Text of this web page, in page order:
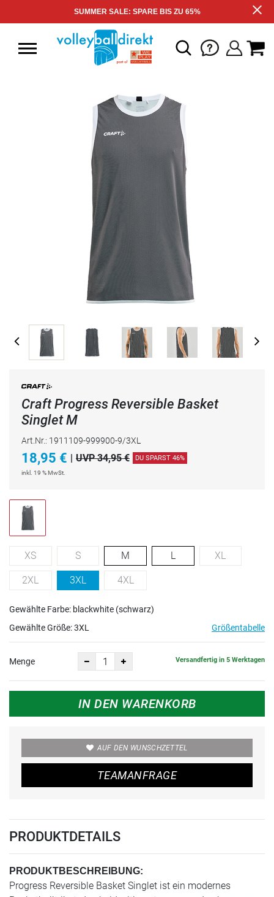
SUMMER SALE: SPARE BIS ZU 65%
Craft Progress Reversible Basket
Singlet M
Art.Nr.: 1911109-999900-9/3XL
18,95 € | UVP 34,95 € DU SPARST 46%
inkl. 19 % MwSt.
XS S M L XL
2XL 3XL 4XL
Gewählte Farbe: blackwhite (schwarz)
Gewählte Größe:3XL Größentabelle
Menge Versandfertig in 5 Werktagen
IN DEN WARENKORB
AUF DEN WUNSCHZETTEL
TEAMANFRAGE
PRODUKTDETAILS
PRODUKTBESCHREIBUNG:
Progress Reversible Basket Singlet ist ein modernes